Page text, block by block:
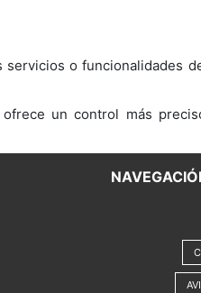
o funcionalidades
un control más